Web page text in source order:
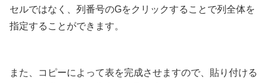
セルではなく、列番号のGをクリックすることで列全体を
指定することができます。
また、コピーによって表を完成させますので、貼り付ける